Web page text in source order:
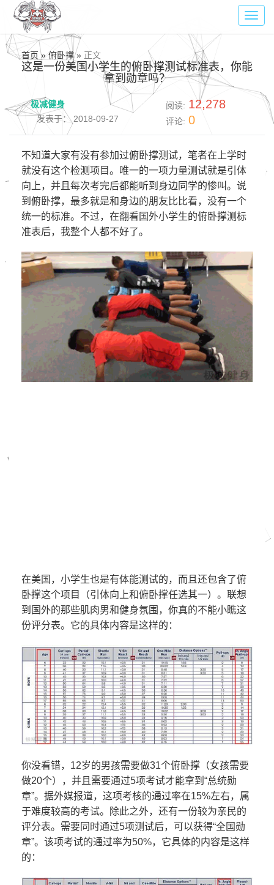
首页 » 俯卧撑 » 正文
这是一份美国小学生的俯卧撑测试标准表，你能
拿到勋章吗？
极减健身
发表于： 2018-09-27
阅读: 12,278
评论: 0
不知道大家有没有参加过俯卧撑测试，笔者在上学时
就没有这个检测项目。唯一的一项力量测试就是引体
向上，并且每次考完后都能听到身边同学的惨叫。说
到俯卧撑，最多就是和身边的朋友比比看，没有一个
统一的标准。不过，在翻看国外小学生的俯卧撑测标
准表后，我整个人都不好了。
在美国，小学生也是有体能测试的，而且还包含了俯
卧撑这个项目（引体向上和俯卧撑任选其一）。联想
到国外的那些肌肉男和健身氛围，你真的不能小瞧这
份评分表。它的具体内容是这样的：
你没看错，12岁的男孩需要做31个俯卧撑（女孩需要
做20个），并且需要通过5项考试才能拿到“总统勋
章”。据外媒报道，这项考核的通过率在15%左右，属
于难度较高的考试。除此之外，还有一份较为亲民的
评分表。需要同时通过5项测试后，可以获得“全国勋
章”。该项考试的通过率为50%，它具体的内容是这样
的：